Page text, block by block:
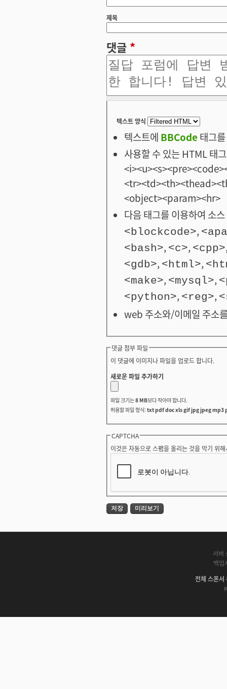
제목
댓글 *
텍스트 양식
텍스트에 BBCode태그
사용할 수 있는 HTML
<object><param><hr>
다음 태그를 이용하여 소
<blockcode>,
<bash>, <c>, <cpp>
<gdb>, <html>,
<make>, <mysql>,
<python>, <reg>,
web 주소와/이메일 주소
댓글 첨부 파일
이 댓글에 이미지나 파일을 업로드 합니다.
새로운 파일 추가하기
파일 크기는8 MB보다 작아야 합니다.
허용할 파일 형식: txt pdf doc xls gif jpg jpeg mp3
CAPTCHA
이것은 자동으로 스팸을 올리는 것을 막기 위
서버
백업
전체 스폰서